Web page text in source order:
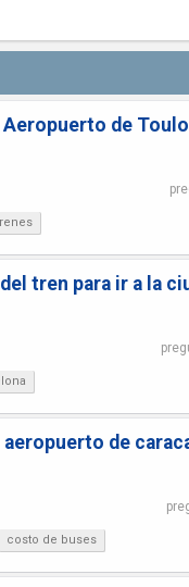
de
tren para ir a la
de
costo de buses